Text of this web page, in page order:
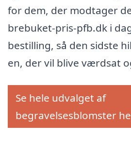
for dem, der modtager
brebuket-pris-pfb.dk i
bestilling, så den sidste
en, der vil blive værdsat
Se hele udvalget af
begravelsesblomster